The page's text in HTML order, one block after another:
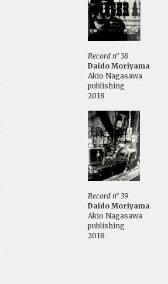
Record n° 38
Daido Moriyama
Akio Nagasawa
publishing
2018
Record n° 39
Daido Moriyama
Akio Nagasawa
publishing
2018